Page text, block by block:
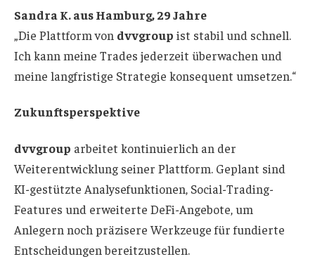
Sandra K. aus Hamburg, 29 Jahre
„Die Plattform von dvvgroup ist stabil und schnell.
Ich kann meine Trades jederzeit überwachen und
meine langfristige Strategie konsequent umsetzen.“
Zukunftsperspektive
dvvgroup arbeitet kontinuierlich an der
Weiterentwicklung seiner Plattform. Geplant sind
KI-gestützte Analysefunktionen, Social-Trading-
Features und erweiterte DeFi-Angebote, um
Anlegern noch präzisere Werkzeuge für fundierte
Entscheidungen bereitzustellen.